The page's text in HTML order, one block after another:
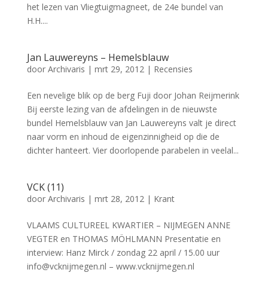
het lezen van Vliegtuigmagneet, de 24e bundel van
H.H....
Jan Lauwereyns – Hemelsblauw
door Archivaris | mrt 29, 2012| Recensies
Een nevelige blik op de berg Fuji door Johan Reijmerink
Bij eerste lezing van de afdelingen in de nieuwste
bundel Hemelsblauw van Jan Lauwereyns valt je direct
naar vorm en inhoud de eigenzinnigheid op die de
dichter hanteert. Vier doorlopende parabelen in veelal...
VCK (11)
door Archivaris | mrt 28, 2012| Krant
VLAAMS CULTUREEL KWARTIER – NIJMEGEN ANNE
VEGTER en THOMAS MÖHLMANN Presentatie en
interview: Hanz Mirck / zondag 22 april / 15.00 uur
info@vcknijmegen.nl – www.vcknijmegen.nl